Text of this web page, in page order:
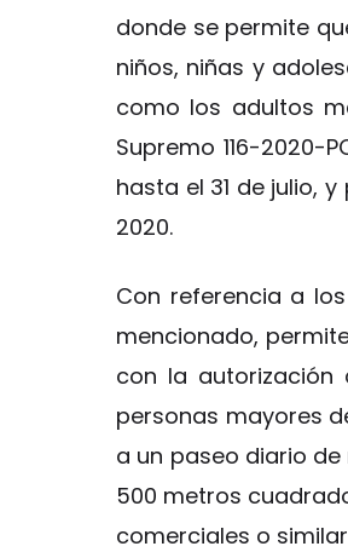
donde se permite
niños, niñas y
como los adultos
Supremo 116-2020-
hasta el 31 de julio,
2020.
Con referencia a
mencionado,
con la autorización
personas mayores
a un paseo diario
500 metros
comerciales o